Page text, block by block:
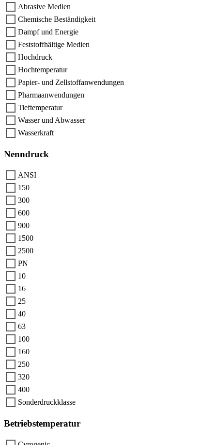
Abrasive Medien
Chemische Beständigkeit
Dampf und Energie
Feststoffhältige Medien
Hochdruck
Hochtemperatur
Papier- und Zellstoffanwendungen
Pharmaanwendungen
Tieftemperatur
Wasser und Abwasser
Wasserkraft
Nenndruck
ANSI
150
300
600
900
1500
2500
PN
10
16
25
40
63
100
160
250
320
400
Sonderdruckklasse
Betriebstemperatur